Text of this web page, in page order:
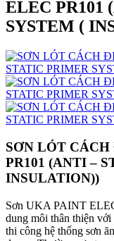
ELEC PR101
SYSTEM (
SƠN LÓT
PR101 (ANTI –
INSULATION))
Sơn UKA PAINT
dung môi thân thiện
thi công hệ thống sơn